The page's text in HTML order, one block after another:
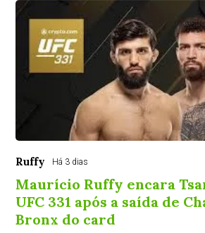
Ruffy Há 3 dias
Maurício Ruffy encara
UFC 331 após a saída de
Bronx do card